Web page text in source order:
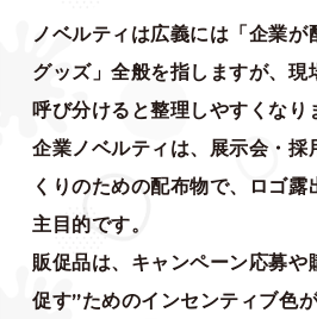
ノベルティは広義には「企業が
グッズ」全般を指しますが、現
呼び分けると整理しやすくなり
企業ノベルティは、展示会・採
くりのための配布物で、ロゴ
主目的です。
販促品は、キャンペーン応募や
促す”ためのインセンティブ色